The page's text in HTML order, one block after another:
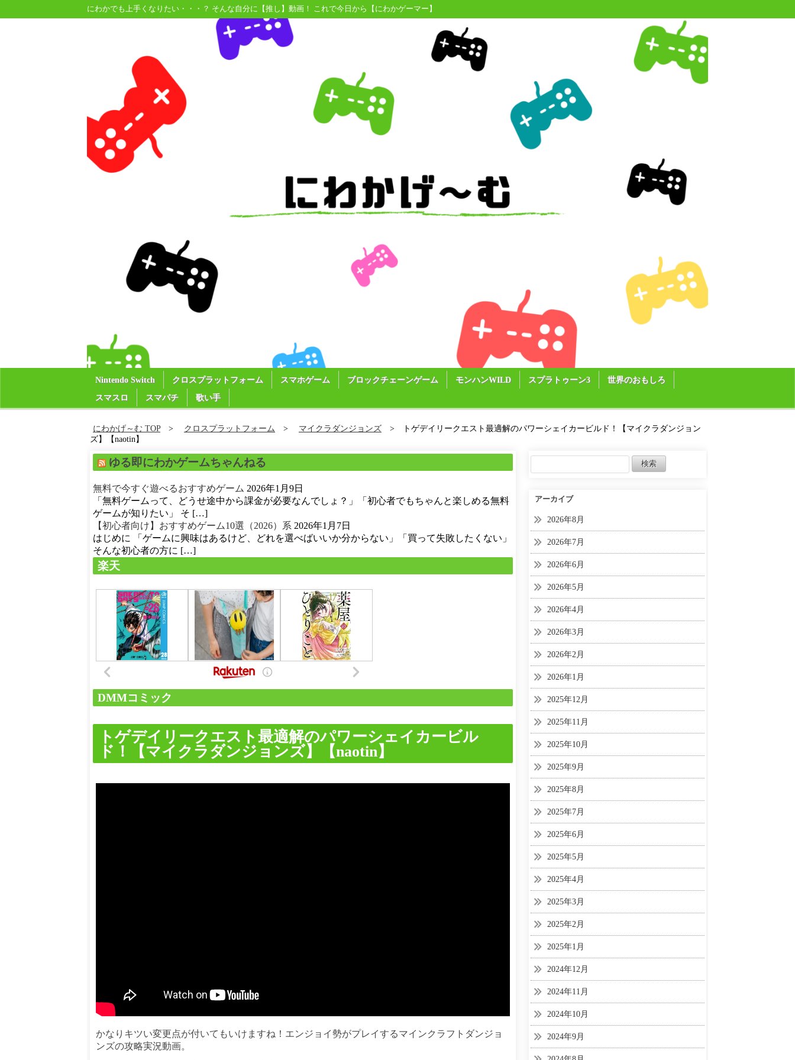
にわかでも上手くなりたい・・・？ そんな自分に【推し】動画！ これで今日から【にわかゲーマー】
Nintendo Switch クロスプラットフォーム スマホゲーム ブロックチェーンゲーム モンハンWILD スプラトゥーン3
世界のおもしろ
スマスロ
スマパチ 歌い手
にわかげ～む TOP クロスプラットフォーム マイクラダンジョンズ
トゲデイリークエスト最適解のパワーシェイカービルド！【マイクラダンジョン
ズ】【naotin】
ゆる即にわかゲームちゃんねる
無料で今すぐ遊べるおすすめゲーム 2026年1月9日
「無料ゲームって、どうせ途中から課金が必要なんでしょ？」「初心者でもちゃんと楽しめる無料
ゲームが知りたい」 そ […]
【初心者向け】おすすめゲーム10選（2026）系 2026年1月7日
はじめに 「ゲームに興味はあるけど、どれを選べばいいか分からない」「買って失敗したくない」
そんな初心者の方に […]
楽天
DMMコミック
トゲデイリークエスト最適解のパワーシェイカービル
ド！【マイクラダンジョンズ】【naotin】
かなりキツい変更点が付いてもいけますね！エンジョイ勢がプレイするマインクラフトダンジョ
ンズの攻略実況動画。
アーカイブ
2026年8月
2026年7月
2026年6月
2026年5月
2026年4月
2026年3月
2026年2月
2026年1月
2025年12月
2025年11月
2025年10月
2025年9月
2025年8月
2025年7月
2025年6月
2025年5月
2025年4月
2025年3月
2025年2月
2025年1月
2024年12月
2024年11月
2024年10月
2024年9月